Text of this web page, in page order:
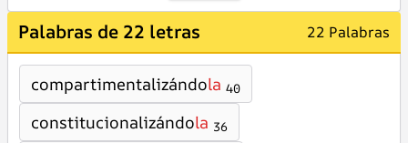
Palabras de 22 letras 22 Palabras
compartimentalizándola 40
constitucionalizándola 36